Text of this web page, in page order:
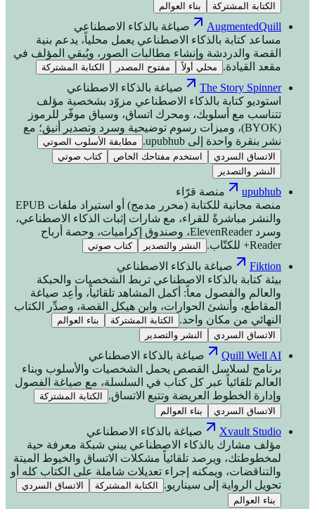
الكتابة المشتركة بناء العوالم
AugmentedQuill
صياغة بالذكاء الاصطناعي
مساعد كتابة بالذكاء الاصطناعي يعمل محلياً، يدعم بنية
القصة والدردشة وإنشاء مطالبات الصور، ويُبقي المؤلف في
مقعد القيادة.
محلي أولاً مفتوح المصدر الكتابة المشتركة
The Story Spinner
صياغة بالذكاء الاصطناعي
استوديو كتابة بالذكاء الاصطناعي مزوّد بشخصية مؤلف
تتناسب مع أسلوبك، ومحرك اتساق، وسياق موفّر للرموز
(BYOK)، وميزات رسوم توضيحية وسرد وتصدير أنيق؛ مع
نشر بنقرة واحدة إلى upubhub.
مطابقة الأسلوب الصوتي
الاتساق السردي
استخدم مفتاحك الخاص
كتاب صوتي
النشر والتصدير
upubhub
منصة قرّاء
منصة مجانية للكتابة (محرر مدمج) أو استيراد ملفات EPUB
والنشر مباشرةً للقراء، مع شارات إثبات الذكاء الاصطناعي،
وسرد ElevenReader، وصندوق إكراميات، وحصة أرباح
Reader+ للكتّاب.
النشر والتصدير كتاب صوتي
Fiktion
صياغة بالذكاء الاصطناعي
بيئة كتابة بالذكاء الاصطناعي تربط الشخصيات والحبكة
والعالم والفصول معاً: أكمل المشاهد تلقائياً، وأعِد صياغة
المقاطع، وأنشئ الحوارات، وابنِ هيكل القصة، وصدِّر الكتاب
النهائي من مكان واحد.
الكتابة المشتركة
بناء العوالم
الاتساق السردي
النشر والتصدير
Quill Well AI
صياغة بالذكاء الاصطناعي
برنامج لسلاسل القصص يحمل الشخصيات والأسلوب وبناء
العالم تلقائياً عبر كل كتاب في السلسلة، مع صياغة الفصول
وإدارة الخطوط العريضة وتتبع الاتساق.
الكتابة المشتركة
الاتساق السردي
بناء العوالم
Xvault Studio
صياغة بالذكاء الاصطناعي
مؤلف مشارك بالذكاء الاصطناعي يبني شبكة معرفة حية
لمخطوطتك، ويرصد تلقائياً مشكلات الاتساق والخيوط الميتة
والتناقضات، ويمكنه إجراء تعديلات شاملة على الكتاب كله أو
تحويل الرواية إلى سيناريو.
الكتابة المشتركة
الاتساق السردي
بناء العوالم